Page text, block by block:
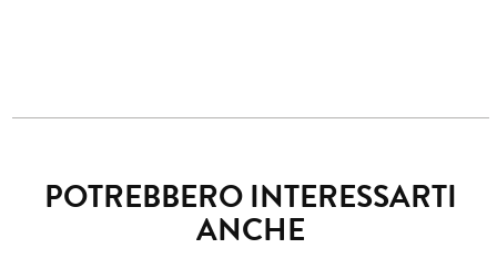
POTREBBERO INTERESSARTI
ANCHE